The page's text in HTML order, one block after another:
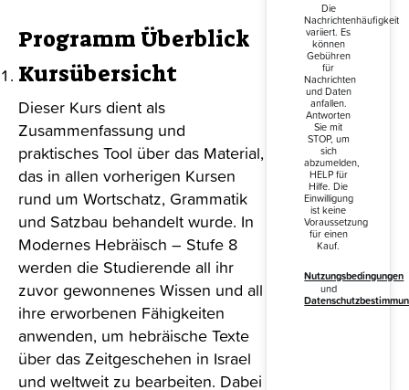
Programm Überblick
Kursübersicht
Dieser Kurs dient als
Zusammenfassung und
praktisches Tool über das Material,
das in allen vorherigen Kursen
rund um Wortschatz, Grammatik
und Satzbau behandelt wurde. In
Modernes Hebräisch – Stufe 8
werden die Studierende all ihr
zuvor gewonnenes Wissen und all
ihre erworbenen Fähigkeiten
anwenden, um hebräische Texte
über das Zeitgeschehen in Israel
und weltweit zu bearbeiten. Dabei
Die
Nachrichtenhäufigkeit
variiert. Es
können
Gebühren
für
Nachrichten
und Daten
anfallen.
Antworten
Sie mit
STOP, um
sich
abzumelden,
HELP für
Hilfe. Die
Einwilligung
ist keine
Voraussetzung
für einen
Kauf.
Nutzungsbedingungen
und